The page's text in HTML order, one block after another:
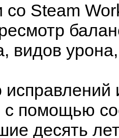
со Steam
видов
помощью
десять